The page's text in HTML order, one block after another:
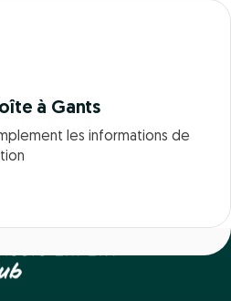
à Gants
les informations de